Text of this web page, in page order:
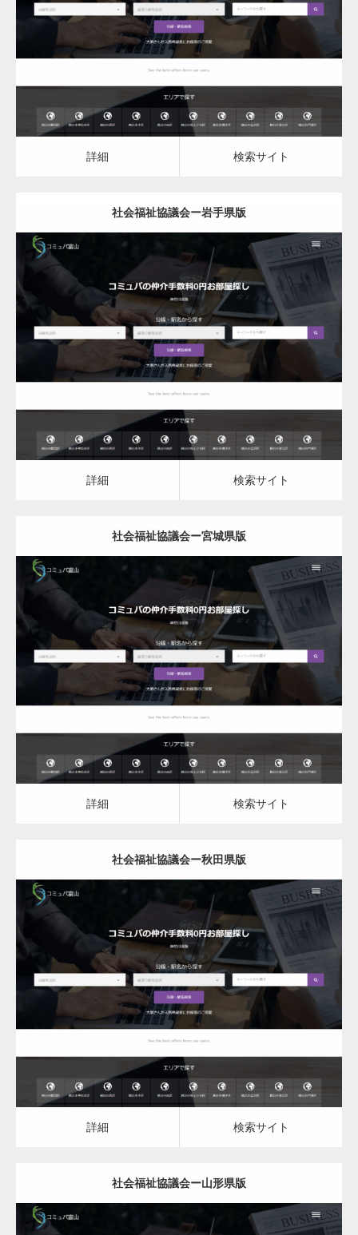
社会福祉協議会
詳細 検索サイト
詳細 検索サイト
社会福祉協議会ー岩手県版
更新日： 2023.03.10
社会福祉協議会
詳細 検索サイト
詳細 検索サイト
社会福祉協議会ー宮城県版
更新日： 2023.03.10
社会福祉協議会
詳細 検索サイト
詳細 検索サイト
社会福祉協議会ー秋田県版
更新日： 2023.03.10
社会福祉協議会
詳細 検索サイト
詳細 検索サイト
社会福祉協議会ー山形県版